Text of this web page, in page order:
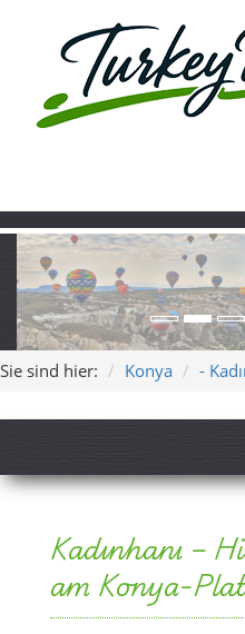
Sie sind hier: Konya -
Kadınhanı –
am Konya-